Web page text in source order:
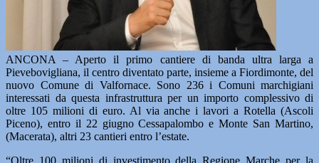
ANCONA – Aperto il primo cantiere di banda ultra larga a
Pievebovigliana, il centro diventato parte, insieme a Fiordimonte, del
nuovo Comune di Valfornace. Sono 236 i Comuni marchigiani
interessati da questa infrastruttura per un importo complessivo di
oltre 105 milioni di euro. Al via anche i lavori a Rotella (Ascoli
Piceno), entro il 22 giugno Cessapalombo e Monte San Martino,
(Macerata), altri 23 cantieri entro l’estate.
“Oltre 100 milioni di investimento della Regione Marche per la